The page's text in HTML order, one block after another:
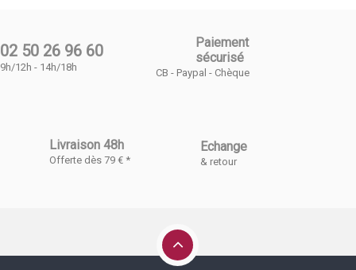
02 50 26 96 60
9h/12h - 14h/18h
Paiement
sécurisé
CB - Paypal - Chèque
Livraison 48h
Offerte dès 79 € *
Echange
& retour